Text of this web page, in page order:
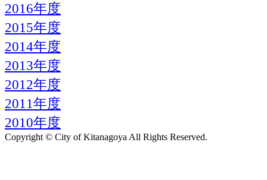
2016年度
2015年度
2014年度
2013年度
2012年度
2011年度
2010年度
Copyright © City of Kitanagoya All Rights Reserved.